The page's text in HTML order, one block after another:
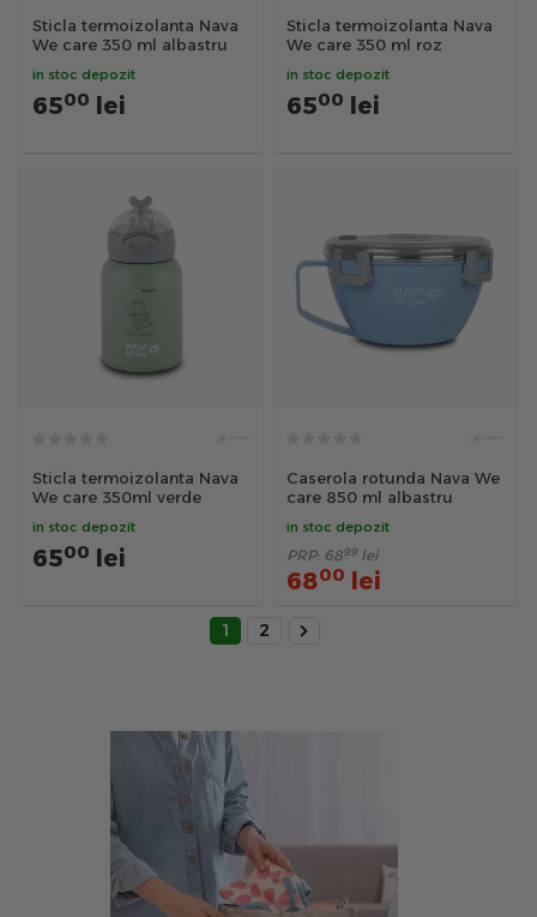
Sticla termoizolanta Nava
We care 350 ml albastru
in stoc depozit
6500 lei
Sticla termoizolanta Nava
We care 350 ml roz
in stoc depozit
6500 lei
Sticla termoizolanta Nava
We care 350ml verde
in stoc depozit
6500 lei
Caserola rotunda Nava We
care 850 ml albastru
in stoc depozit
PRP: 6899 lei
6800 lei
1 2